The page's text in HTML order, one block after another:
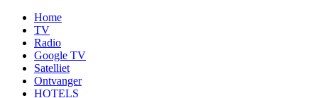
Home
TV
Radio
Google TV
Satelliet
Ontvanger
HOTELS